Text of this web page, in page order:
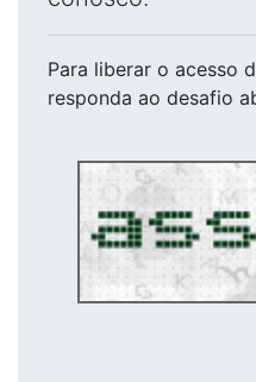
Para liberar o acesso
responda ao desafio